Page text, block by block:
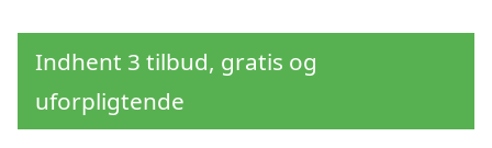
Indhent 3 tilbud, gratis og
uforpligtende